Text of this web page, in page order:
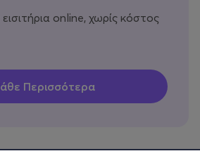
online, χωρίς κόστος